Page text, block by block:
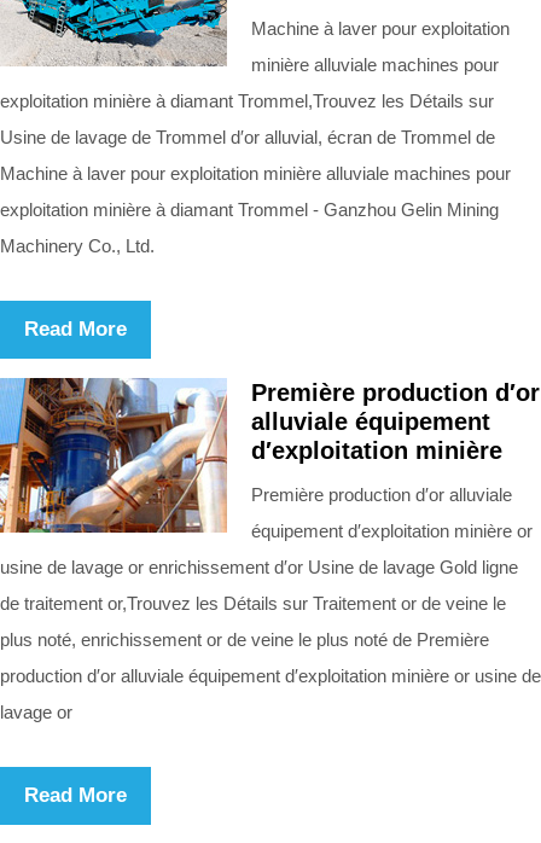
Machine à laver pour exploitation
minière alluviale machines pour
exploitation minière à diamant Trommel,Trouvez les Détails sur
Usine de lavage de Trommel d′or alluvial, écran de Trommel de
Machine à laver pour exploitation minière alluviale machines pour
exploitation minière à diamant Trommel - Ganzhou Gelin Mining
Machinery Co., Ltd.
Read More
Première production d′or
alluviale équipement
d′exploitation minière
Première production d′or alluviale
équipement d′exploitation minière or
usine de lavage or enrichissement d′or Usine de lavage Gold ligne
de traitement or,Trouvez les Détails sur Traitement or de veine le
plus noté, enrichissement or de veine le plus noté de Première
production d′or alluviale équipement d′exploitation minière or usine de
lavage or
Read More